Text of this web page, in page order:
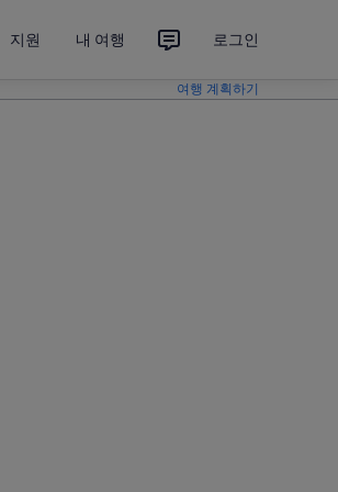
지원 내 여행 로그인
여행 계획하기